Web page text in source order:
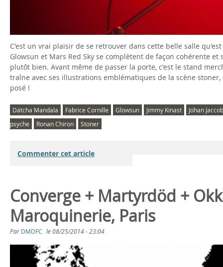
C'est un vrai plaisir de se retrouver dans cette belle salle
Glowsun et Mars Red Sky se complètent de façon cohérente
plutôt bien. Avant même de passer la porte, c'est le stand
traîne avec ses illustrations emblématiques de la scène
posé !
Dätcha Mandala Fabrice Cornille Glowsun Jimmy Kinast
Johan Jaccob
psyche
Ronan Chiron Stoner
Commenter cet article
Converge + Martyrdöd +
Maroquinerie, Paris
Par DMDFC le08/25/2014 - 23:04